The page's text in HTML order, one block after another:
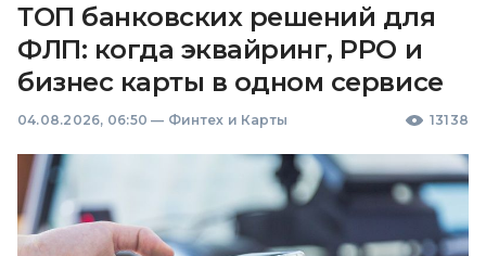
ТОП банковских решений для
ФЛП: когда эквайринг, РРО и
бизнес карты в одном сервисе
04.08.2026, 06:50 — Финтех и Карты 13138